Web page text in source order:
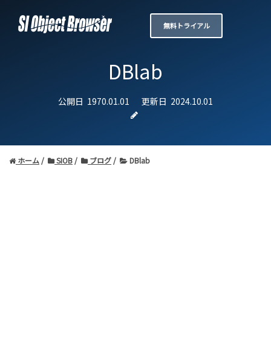
無料トライアル
DBlab
公開日 1970.01.01 更新日 2024.10.01
ホーム SIOB ブログ DBlab